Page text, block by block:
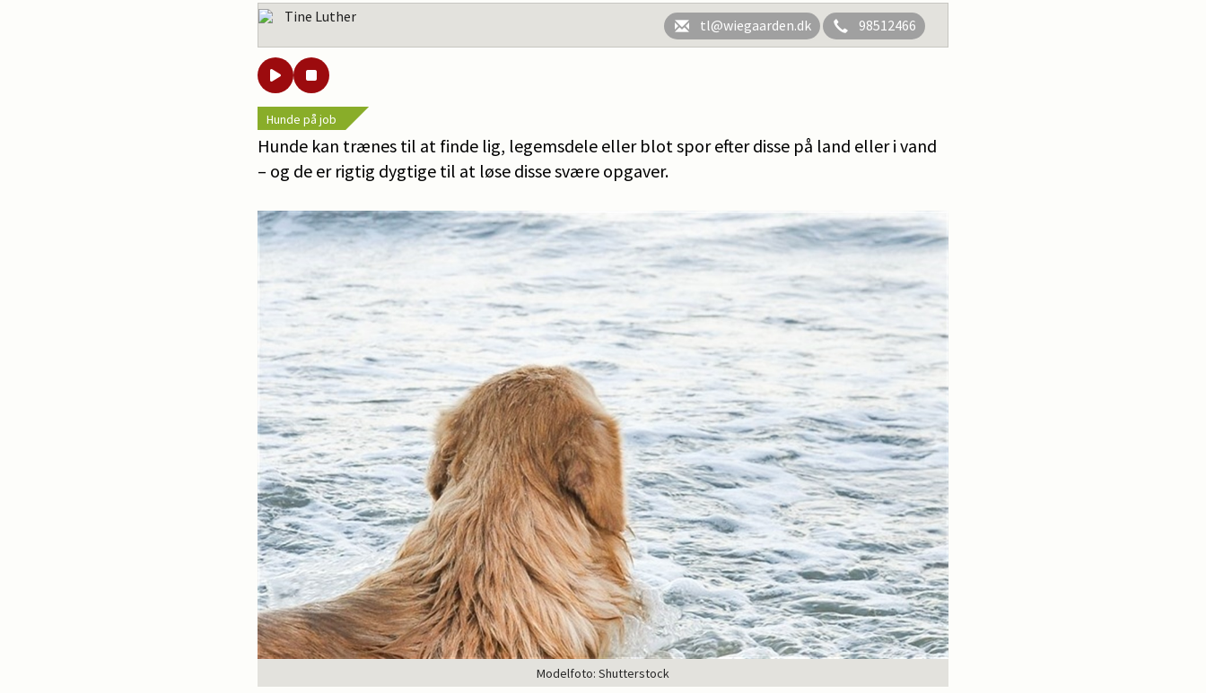
Tine Luther
tl@wiegaarden.dk 98512466
Hunde på job
Hunde kan trænes til at finde lig, legemsdele eller blot spor efter disse på land eller i vand
– og de er rigtig dygtige til at løse disse svære opgaver.
Modelfoto: Shutterstock